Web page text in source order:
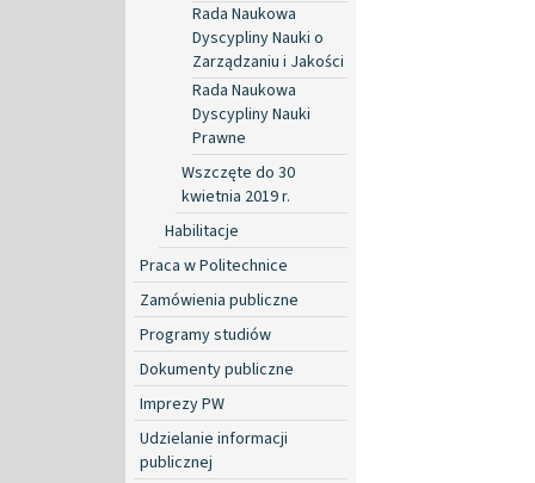
Rada Naukowa
Dyscypliny Nauki o
Zarządzaniu i Jakości
Rada Naukowa
Dyscypliny Nauki
Prawne
Wszczęte do 30
kwietnia 2019 r.
Habilitacje
Praca w Politechnice
Zamówienia publiczne
Programy studiów
Dokumenty publiczne
Imprezy PW
Udzielanie informacji
publicznej